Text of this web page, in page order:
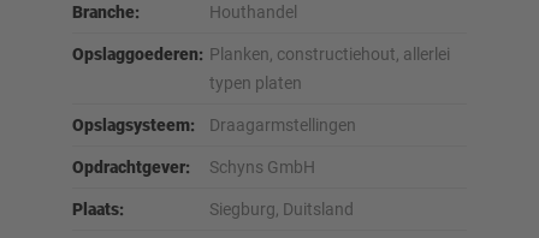
Branche: Houthandel
Opslaggoederen: Planken, constructiehout, allerlei
typen platen
Opslagsysteem: Draagarmstellingen
Opdrachtgever: Schyns GmbH
Plaats: Siegburg, Duitsland